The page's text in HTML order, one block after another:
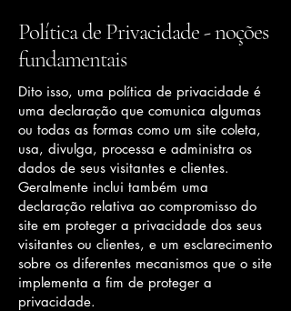
Política de Privacidade - noções
fundamentais
Dito isso, uma política de privacidade é
uma declaração que comunica algumas
ou todas as formas como um site coleta,
usa, divulga, processa e administra os
dados de seus visitantes e clientes.
Geralmente inclui também uma
declaração relativa ao compromisso do
site em proteger a privacidade dos seus
visitantes ou clientes, e um esclarecimento
sobre os diferentes mecanismos que o site
implementa a fim de proteger a
privacidade.